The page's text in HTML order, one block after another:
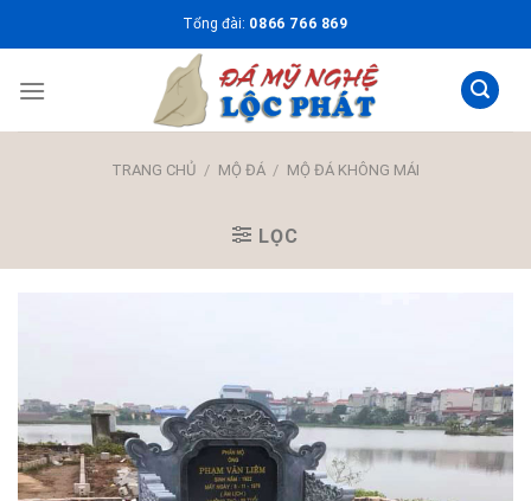
to
Tổng đài: 0866 766 869
TRANG CHỦ / MỘ ĐÁ / MỘ ĐÁ KHÔNG MÁI
LỌC